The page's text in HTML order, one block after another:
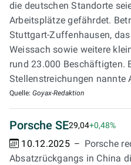
die deutschen Standorte
Arbeitsplätze gefährdet.
Stuttgart-Zuffenhausen,
Weissach sowie weitere
rund 23.000 Beschäftigten.
Stellenstreichungen nannte
Quelle: Goyax-Redaktion
Porsche SE29,04+0,48%
10.12.2025
Porsche
Absatzrückgangs in China